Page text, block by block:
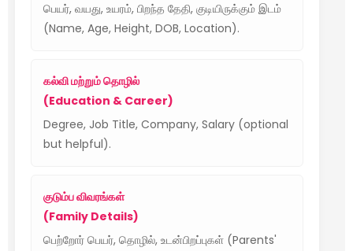
பெயர், வயது, உயரம், பிறந்த தேதி, குடியிருக்கும் இடம்
(Name, Age, Height, DOB, Location).
கல்வி மற்றும் தொழில்
(Education & Career)
Degree, Job Title, Company, Salary (optional
but helpful).
குடும்ப விவரங்கள்
(Family Details)
பெற்றோர் பெயர், தொழில், உடன்பிறப்புகள் (Parents'